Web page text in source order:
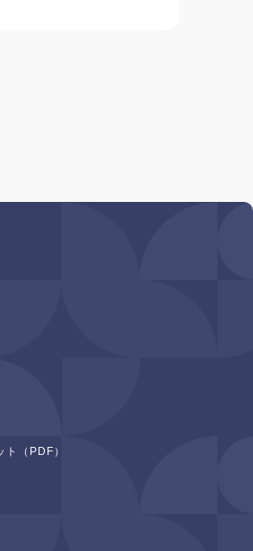
（PDF）